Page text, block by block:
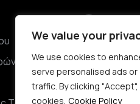
We value your
We use cookies to
serve personalised ads
traffic. By clicking
cookies. Cookie Policy
+30